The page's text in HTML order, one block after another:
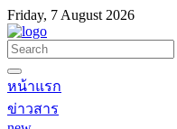
Friday, 7 August 2026
หน้าแรก
ข่าวสาร